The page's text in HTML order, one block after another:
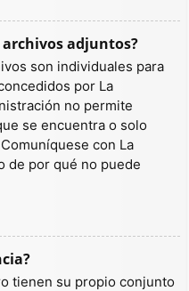
archivos adjuntos?
son individuales para
por La
no permite
se encuentra o solo
con La
de por qué no puede
tienen su propio conjunto